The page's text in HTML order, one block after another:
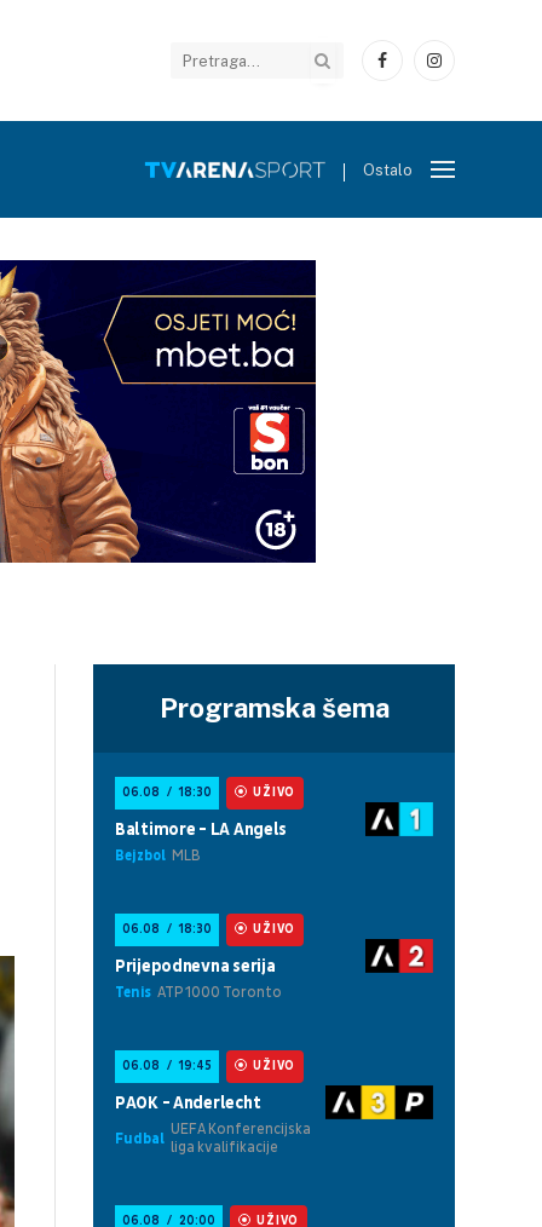
FacebookInstagram
Ostalo
Programska šema